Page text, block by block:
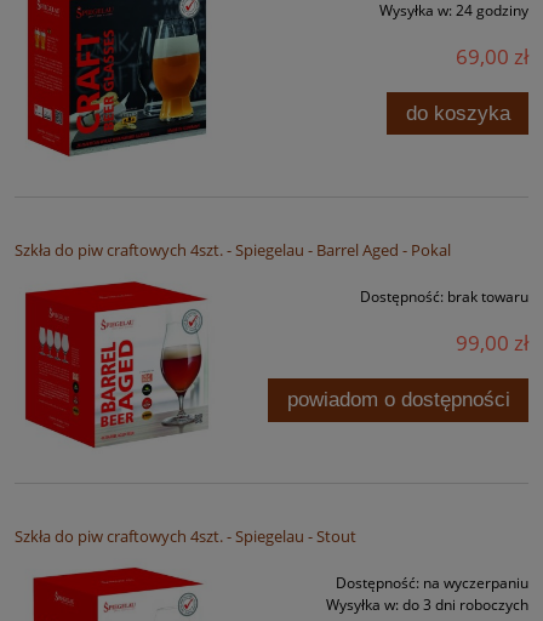
Wysyłka w: 24 godziny
69,00 zł
do koszyka
Szkła do piw craftowych 4szt. - Spiegelau - Barrel Aged - Pokal
Dostępność: brak towaru
99,00 zł
powiadom o dostępności
Szkła do piw craftowych 4szt. - Spiegelau - Stout
Dostępność: na wyczerpaniu
Wysyłka w: do 3 dni roboczych